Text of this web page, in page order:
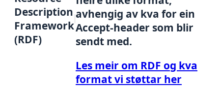
Description
Framework
(RDF)
avhengig av kva for ein
Accept-header som blir
sendt med.
Les meir om RDF og kva
format vi støttar her